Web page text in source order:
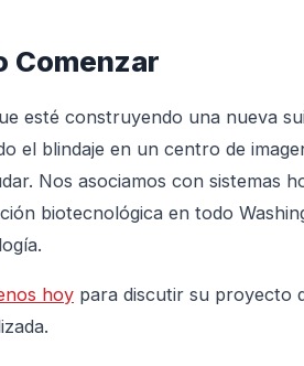
Comenzar
esté construyendo una nueva
el blindaje en un centro de
Nos asociamos con sistemas
biotecnológica en todo
hoy para discutir su proyecto